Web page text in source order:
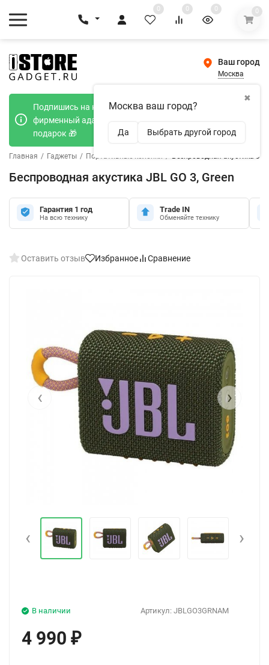
0 0 0 0
Ваш город
Москва
✖
Москва ваш город?
Да Выбрать другой город
Подпишись на наш телеграмм канал и получи
фирменный адаптер Type-C 20W при покупке в
подарок 🎁
Главная / Гаджеты / Портативные колонки / Беспроводная акустика JBL
Беспроводная акустика JBL GO 3, Green
Гарантия 1 год
На всю технику
Trade IN
Обменяйте технику
Оставить отзыв Избранное Сравнение
‹ ›
‹ ›
Артикул: JBLGO3GRNAM
В наличии
4 990 ₽